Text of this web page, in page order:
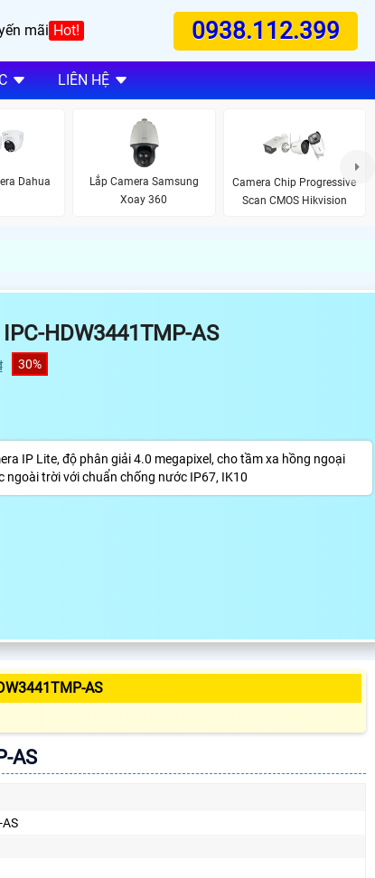
mãi Hot! 0938.112.399
LIÊN HỆ
Dahua
Lắp Camera Samsung
Xoay 360
Camera Chip Progressive
Scan CMOS Hikvision
HDW3441TMP-AS
30%
IP Lite, độ phân giải 4.0 megapixel, cho tầm xa hồng ngoại
trời với chuẩn chống nước IP67, IK10
AS
AS